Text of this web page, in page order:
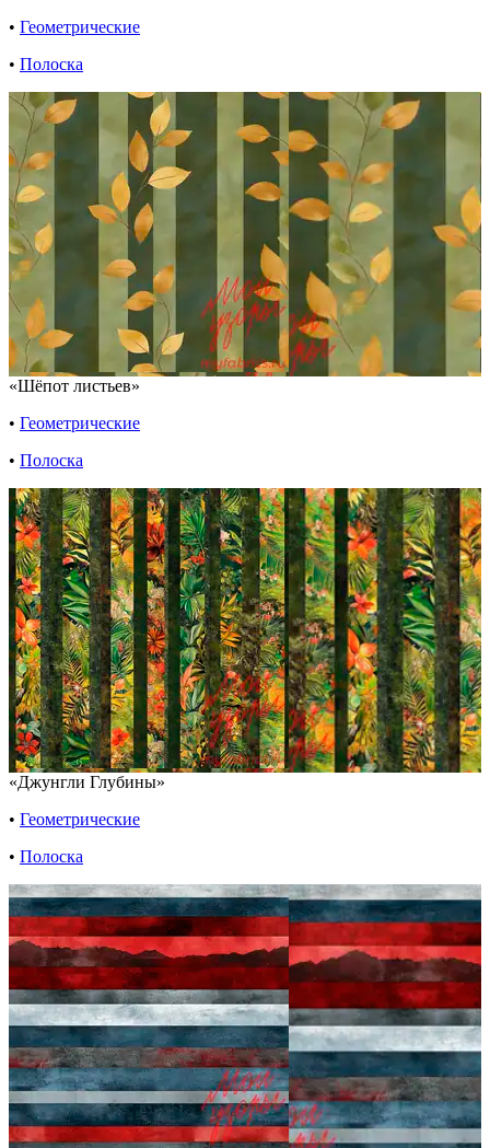
• Геометрические
• Полоска
«Шёпот листьев»
• Геометрические
• Полоска
«Джунгли Глубины»
• Геометрические
• Полоска